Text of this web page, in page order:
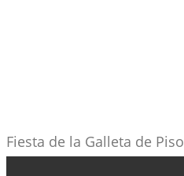
Fiesta de la Galleta de